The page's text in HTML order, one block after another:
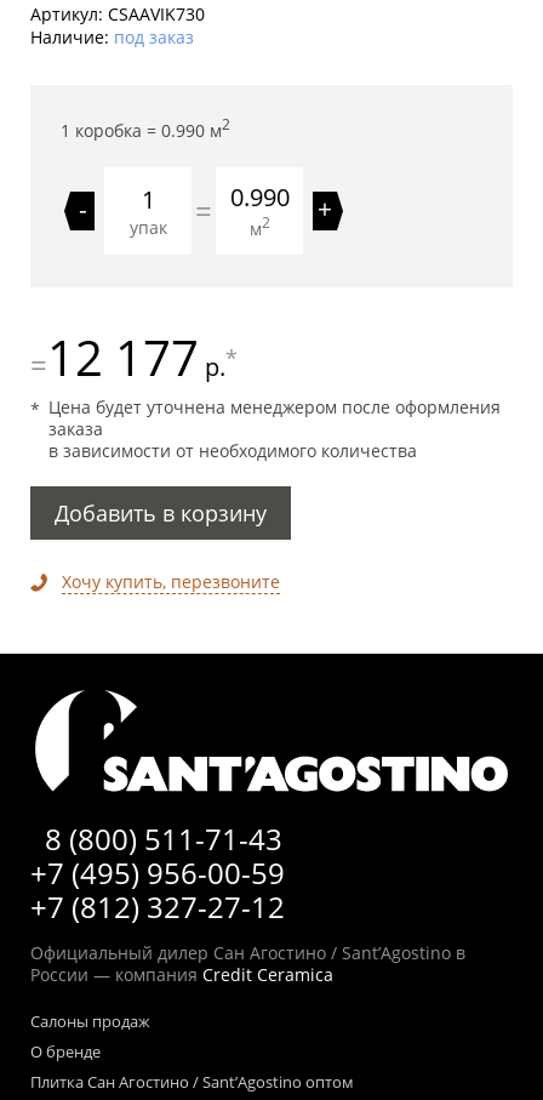
Артикул: CSAAVIK730
Наличие: под заказ
1 коробка = 0.990 м2
-
упак = 0.990
м2 +
=12 177 р.*
Цена будет уточнена менеджером после оформления
заказа
в зависимости от необходимого количества
Добавить в корзину
Хочу купить, перезвоните
8 (800) 511-71-43
+7 (495) 956-00-59
+7 (812) 327-27-12
Официальный дилер Сан Агостино / Sant’Agostino в
России — компания Credit Ceramica
Салоны продаж
О бренде
Плитка Сан Агостино / Sant’Agostino оптом